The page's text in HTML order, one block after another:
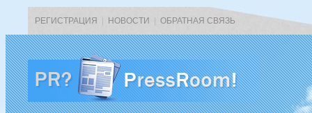
РЕГИСТРАЦИЯ НОВОСТИ ОБРАТНАЯ СВЯЗЬ